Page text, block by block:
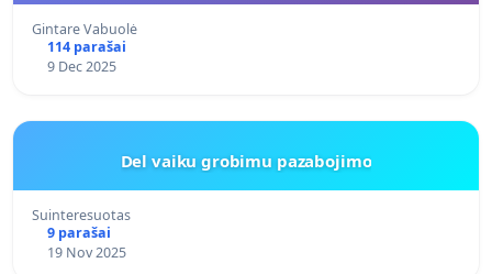
Gintare Vabuolė
114 parašai
9 Dec 2025
Del vaiku grobimu pazabojimo
Suinteresuotas
9 parašai
19 Nov 2025